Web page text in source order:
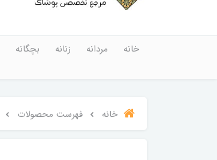
خانه مردانه زنانه بچگانه
خانه فهرست محصولات